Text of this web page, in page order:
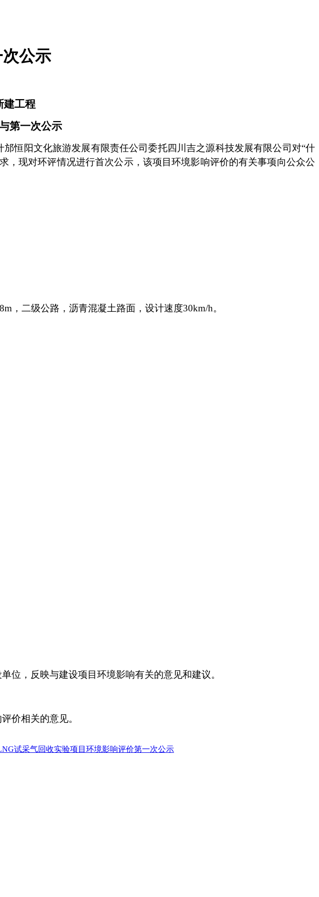
公示
建工程
第一次公示
邡恒阳文化旅游发展有限责任公司委托四川吉之源科技发展有限公司对“什
，现对环评情况进行首次公示，该项目环境影响评价的有关事项向公众公
8m ，二级公路，沥青混凝土路面，设计速度30km/h。
位，反映与建设项目环境影响有关的意见和建议。
价相关的意见。
试采气回收实验项目环境影响评价第一次公示